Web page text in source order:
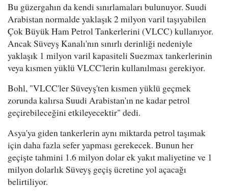
Bu güzergahın da kendi sınırlamaları bulunuyor. Suudi
Arabistan normalde yaklaşık 2 milyon varil taşıyabilen
Çok Büyük Ham Petrol Tankerlerini (VLCC) kullanıyor.
Ancak Süveyş Kanalı'nın sınırlı derinliği nedeniyle
yaklaşık 1 milyon varil kapasiteli Suezmax tankerlerinin
veya kısmen yüklü VLCC'lerin kullanılması gerekiyor.
Bohl, "VLCC'ler Süveyş'ten kısmen yüklü geçmek
zorunda kalırsa Suudi Arabistan'ın ne kadar petrol
geçirebileceğini etkileyecektir" dedi.
Asya'ya giden tankerlerin aynı miktarda petrol taşımak
için daha fazla sefer yapması gerekecek. Bunun her
geçişte tahmini 1.6 milyon dolar ek yakıt maliyetine ve 1
milyon dolarlık Süveyş geçiş ücretine yol açacağı
belirtiliyor.